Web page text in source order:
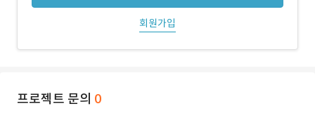
회원가입
프로젝트 문의 0